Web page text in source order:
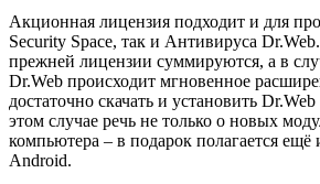
Акционная лицензия подходит и для
Security Space, так и Антивируса
прежней лицензии суммируются, а в
Dr.Web происходит мгновенное
достаточно скачать и установить
этом случае речь не только о новых
компьютера – в подарок полагается ещё
Android.